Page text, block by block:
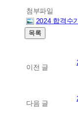
첨부파일
2024 합격수
이전 글
다음 글